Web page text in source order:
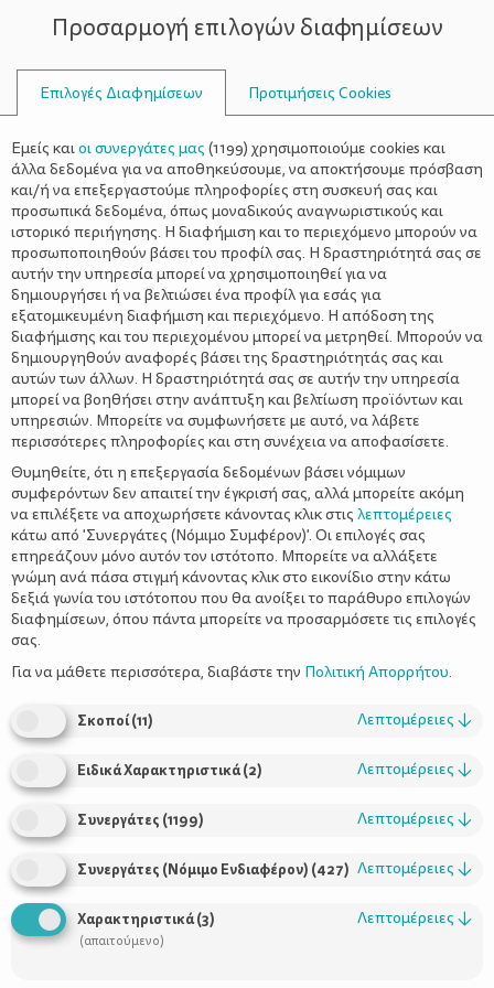
ΣΥΜΒΟΥΛΟΙ
ΒΡΈΦΟΣ> ΥΓΕΊΑ
Βρεφικό δωμάτιο – 7 κανόνες
υγιεινής για το μωρό σας
Το βρεφικό δωμάτιο, είναι ο χώρος όπου θα περάσει το μωρό
σας τους πρώτους μήνες της ζωής του. Γι’ αυτό, η βασική σας
οργανικά προϊόντα και πιστοποιημένα υλικά και δημιουργήστε
ένα ασφαλές περιβάλλον για το μωρό σας απαλλαγμένο από
βλαβερές χημικές ουσίες που κρύβονται συχνά μέσα σε βασικά
αντικείμενα του χώρου του. Να κάποια πράγματα που πρέπει να
προσέξετε:
Το στρώμα του μωρού
Το μωρό σας θα περνάει πολλές ώρες στο κρεβάτι του, οπότε θα
είναι πολλές ώρες «εκτεθειμένο» σε βλαβερές ουσίες. Γι’ αυτό το
λόγο, ένα υγιεινό από σωστά επιλεγμένα και πιστοποιημένα
υλικά στρώμα είναι πολύ σημαντικό.
Προσαρμογή επιλογών διαφημίσεων
Επιλογές Διαφημίσεων Προτιμήσεις Cookies
Εμείς καιοι συνεργάτες μας (1199) χρησιμοποιούμε cookies και
άλλα δεδομένα για να αποθηκεύσουμε, να αποκτήσουμε πρόσβαση
και/ή να επεξεργαστούμε πληροφορίες στη συσκευή σας και
προσωπικά δεδομένα, όπως μοναδικούς αναγνωριστικούς και
ιστορικό περιήγησης. Η διαφήμιση και το περιεχόμενο μπορούν να
προσωποποιηθούν βάσει του προφίλ σας. Η δραστηριότητά σας σε
αυτήν την υπηρεσία μπορεί να χρησιμοποιηθεί για να
δημιουργήσει ή να βελτιώσει ένα προφίλ για εσάς για
εξατομικευμένη διαφήμιση και περιεχόμενο. Η απόδοση της
διαφήμισης και του περιεχομένου μπορεί να μετρηθεί. Μπορούν να
δημιουργηθούν αναφορές βάσει της δραστηριότητάς σας και
αυτών των άλλων. Η δραστηριότητά σας σε αυτήν την υπηρεσία
μπορεί να βοηθήσει στην ανάπτυξη και βελτίωση προϊόντων και
υπηρεσιών. Μπορείτε να συμφωνήσετε με αυτό, να λάβετε
περισσότερες πληροφορίες και στη συνέχεια να αποφασίσετε.
Θυμηθείτε, ότι η επεξεργασία δεδομένων βάσει νόμιμων
συμφερόντων δεν απαιτεί την έγκρισή σας, αλλά μπορείτε ακόμη
να επιλέξετε να αποχωρήσετε κάνοντας κλικ στις λεπτομέρειες
κάτω από 'Συνεργάτες (Νόμιμο Συμφέρον)'. Οι επιλογές σας
επηρεάζουν μόνο αυτόν τον ιστότοπο. Μπορείτε να αλλάξετε
γνώμη ανά πάσα στιγμή κάνοντας κλικ στο εικονίδιο στην κάτω
δεξιά γωνία του ιστότοπου που θα ανοίξει το παράθυρο επιλογών
διαφημίσεων, όπου πάντα μπορείτε να προσαρμόσετε τις επιλογές
σας.
Για να μάθετε περισσότερα, διαβάστε την Πολιτική Απορρήτου.
Σκοποί(11) Λεπτομέρειες ↓
Ειδικά Χαρακτηριστικά(2) Λεπτομέρειες ↓
Συνεργάτες (1199) Λεπτομέρειες ↓
Συνεργάτες (Νόμιμο Ενδιαφέρον) (427) Λεπτομέρειες ↓
Χαρακτηριστικά(3)
(απαιτούμενο)
Λεπτομέρειες ↓